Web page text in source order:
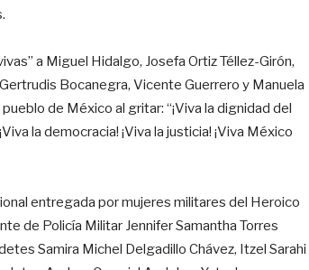
a Miguel Hidalgo, Josefa Ortiz Téllez-Girón,
Bocanegra, Vicente Guerrero y Manuela
de México al gritar: “¡Viva la dignidad del
la democracia! ¡Viva la justicia! ¡Viva México
entregada por mujeres militares del Heroico
de Policía Militar Jennifer Samantha Torres
Samira Michel Delgadillo Chávez, Itzel Sarahi